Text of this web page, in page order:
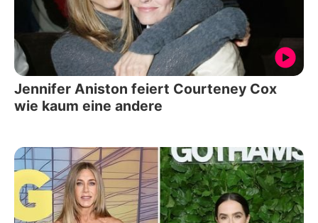
Jennifer Aniston feiert Courteney Cox
wie kaum eine andere